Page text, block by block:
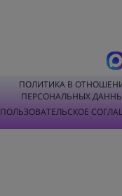
ПОЛИТИКА В
ПЕРСОНАЛЬНЫХ
ПОЛЬЗОВАТЕЛЬСКОЕ